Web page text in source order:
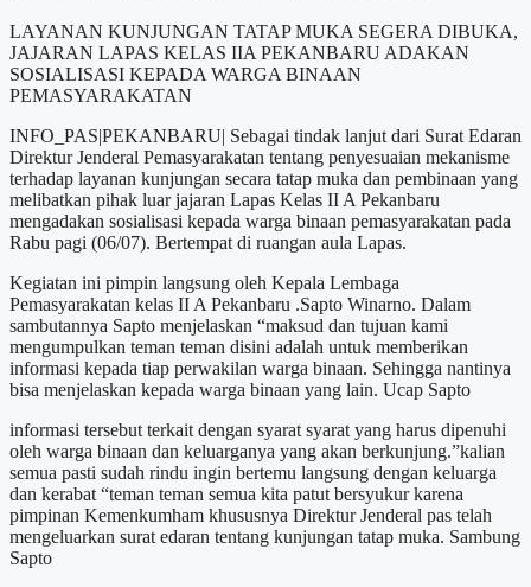
LAYANAN KUNJUNGAN TATAP MUKA SEGERA DIBUKA,
JAJARAN LAPAS KELAS IIA PEKANBARU ADAKAN
SOSIALISASI KEPADA WARGA BINAAN
PEMASYARAKATAN
INFO_PAS|PEKANBARU| Sebagai tindak lanjut dari Surat Edaran
Direktur Jenderal Pemasyarakatan tentang penyesuaian mekanisme
terhadap layanan kunjungan secara tatap muka dan pembinaan yang
melibatkan pihak luar jajaran Lapas Kelas II A Pekanbaru
mengadakan sosialisasi kepada warga binaan pemasyarakatan pada
Rabu pagi (06/07). Bertempat di ruangan aula Lapas.
Kegiatan ini pimpin langsung oleh Kepala Lembaga
Pemasyarakatan kelas II A Pekanbaru .Sapto Winarno. Dalam
sambutannya Sapto menjelaskan “maksud dan tujuan kami
mengumpulkan teman teman disini adalah untuk memberikan
informasi kepada tiap perwakilan warga binaan. Sehingga nantinya
bisa menjelaskan kepada warga binaan yang lain. Ucap Sapto
informasi tersebut terkait dengan syarat syarat yang harus dipenuhi
oleh warga binaan dan keluarganya yang akan berkunjung.”kalian
semua pasti sudah rindu ingin bertemu langsung dengan keluarga
dan kerabat “teman teman semua kita patut bersyukur karena
pimpinan Kemenkumham khususnya Direktur Jenderal pas telah
mengeluarkan surat edaran tentang kunjungan tatap muka. Sambung
Sapto